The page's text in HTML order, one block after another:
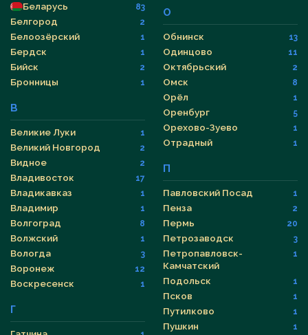
Беларусь 83
Белгород 2
Белоозёрский 1
Бердск 1
Бийск 2
Бронницы 1
В
Великие Луки 1
Великий Новгород 2
Видное 2
Владивосток 17
Владикавказ 1
Владимир 1
Волгоград 8
Волжский 1
Вологда 3
Воронеж 12
Воскресенск 1
Г
О
Обнинск 13
Одинцово 11
Октябрьский 2
Омск 8
Орёл 1
Оренбург 5
Орехово-Зуево 1
Отрадный 1
П
Павловский Посад 1
Пенза 2
Пермь 20
Петрозаводск 3
Петропавловск-
Камчатский
1
Подольск 1
Псков 1
Путилково 1
Пушкин 1